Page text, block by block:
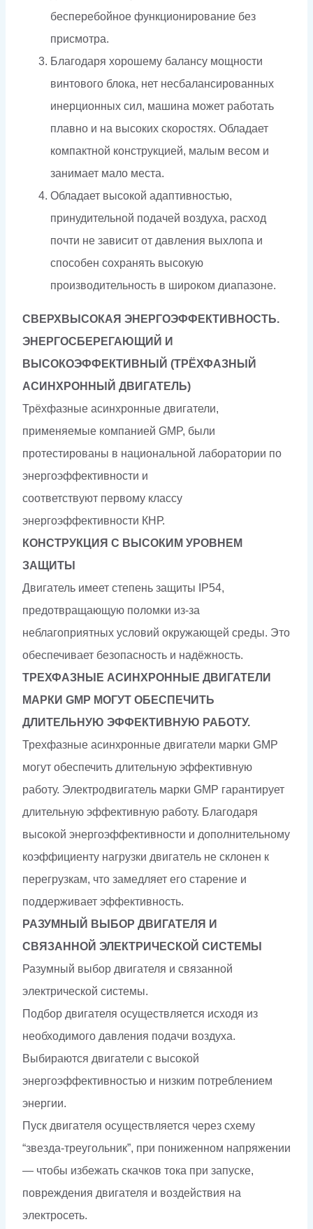
бесперебойное функционирование без
присмотра.
Благодаря хорошему балансу мощности
винтового блока, нет несбалансированных
инерционных сил, машина может работать
плавно и на высоких скоростях. Обладает
компактной конструкцией, малым весом и
занимает мало места.
Обладает высокой адаптивностью,
принудительной подачей воздуха, расход
почти не зависит от давления выхлопа и
способен сохранять высокую
производительность в широком диапазоне.
СВЕРХВЫСОКАЯ ЭНЕРГОЭФФЕКТИВНОСТЬ.
ЭНЕРГОСБЕРЕГАЮЩИЙ И
ВЫСОКОЭФФЕКТИВНЫЙ (ТРЁХФАЗНЫЙ
АСИНХРОННЫЙ ДВИГАТЕЛЬ)
Трёхфазные асинхронные двигатели,
применяемые компанией GMP, были
протестированы в национальной лаборатории по
энергоэффективности и
соответствуют первому классу
энергоэффективности КНР.
КОНСТРУКЦИЯ С ВЫСОКИМ УРОВНЕМ
ЗАЩИТЫ
Двигатель имеет степень защиты IP54,
предотвращающую поломки из-за
неблагоприятных условий окружающей среды. Это
обеспечивает безопасность и надёжность.
ТРЕХФАЗНЫЕ АСИНХРОННЫЕ ДВИГАТЕЛИ
МАРКИ GMP МОГУТ ОБЕСПЕЧИТЬ
ДЛИТЕЛЬНУЮ ЭФФЕКТИВНУЮ РАБОТУ.
Трехфазные асинхронные двигатели марки GMP
могут обеспечить длительную эффективную
работу. Электродвигатель марки GMP гарантирует
длительную эффективную работу. Благодаря
высокой энергоэффективности и дополнительному
коэффициенту нагрузки двигатель не склонен к
перегрузкам, что замедляет его старение и
поддерживает эффективность.
РАЗУМНЫЙ ВЫБОР ДВИГАТЕЛЯ И
СВЯЗАННОЙ ЭЛЕКТРИЧЕСКОЙ СИСТЕМЫ
Разумный выбор двигателя и связанной
электрической системы.
Подбор двигателя осуществляется исходя из
необходимого давления подачи воздуха.
Выбираются двигатели с высокой
энергоэффективностью и низким потреблением
энергии.
Пуск двигателя осуществляется через схему
“звезда-треугольник”, при пониженном напряжении
— чтобы избежать скачков тока при запуске,
повреждения двигателя и воздействия на
электросеть.